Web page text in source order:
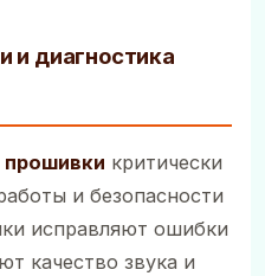
и диагностика
прошивки критически
и безопасности
исправляют ошибки
качество звука и